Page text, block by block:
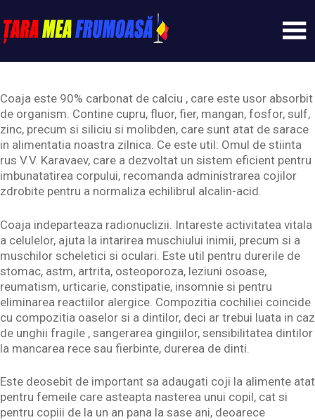
to
content
Tarameafrumoasa
Coaja este 90% carbonat de calciu , care este usor absorbit
de organism. Contine cupru, fluor, fier, mangan, fosfor, sulf,
zinc, precum si siliciu si molibden, care sunt atat de sarace
in alimentatia noastra zilnica. Ce este util: Omul de stiinta
rus V.V. Karavaev, care a dezvoltat un sistem eficient pentru
imbunatatirea corpului, recomanda administrarea cojilor
zdrobite pentru a normaliza echilibrul alcalin-acid.
Coaja indeparteaza radionuclizii. Intareste activitatea vitala
a celulelor, ajuta la intarirea muschiului inimii, precum si a
muschilor scheletici si oculari. Este util pentru durerile de
stomac, astm, artrita, osteoporoza, leziuni osoase,
reumatism, urticarie, constipatie, insomnie si pentru
eliminarea reactiilor alergice. Compozitia cochiliei coincide
cu compozitia oaselor si a dintilor, deci ar trebui luata in caz
de unghii fragile , sangerarea gingiilor, sensibilitatea dintilor
la mancarea rece sau fierbinte, durerea de dinti.
Este deosebit de important sa adaugati coji la alimente atat
pentru femeile care asteapta nasterea unui copil, cat si
pentru copiii de la un an pana la sase ani, deoarece